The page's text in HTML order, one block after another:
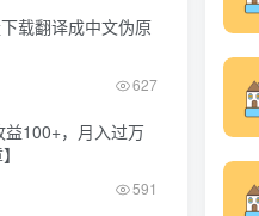
载翻译成中文伪原
627
益100+，月入过万
591